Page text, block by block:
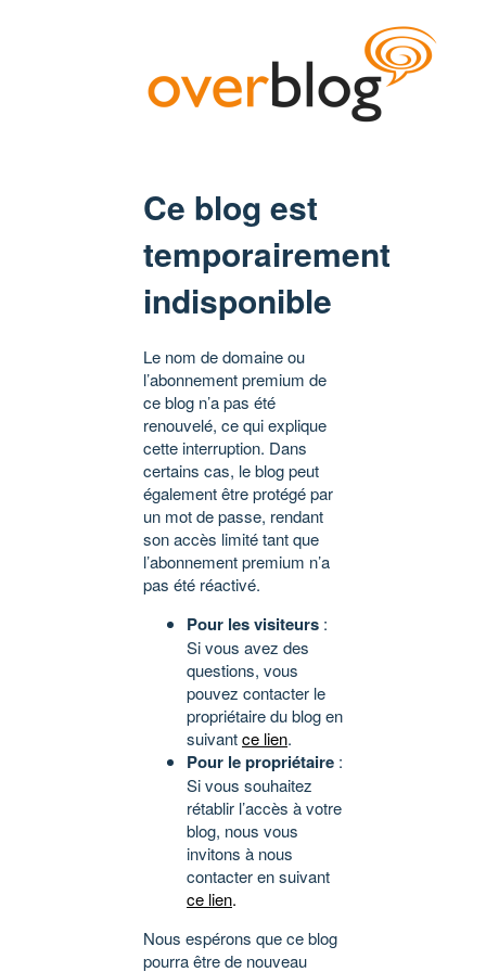
Ce blog est
temporairement
indisponible
Le nom de domaine ou
l’abonnement premium de
ce blog n’a pas été
renouvelé, ce qui explique
cette interruption. Dans
certains cas, le blog peut
également être protégé par
un mot de passe, rendant
son accès limité tant que
l’abonnement premium n’a
pas été réactivé.
Pour les visiteurs :
Si vous avez des
questions, vous
pouvez contacter le
propriétaire du blog en
suivantce lien.
Pour le propriétaire :
Si vous souhaitez
rétablir l’accès à votre
blog, nous vous
invitons à nous
contacter en suivant
ce lien.
Nous espérons que ce blog
pourra être de nouveau